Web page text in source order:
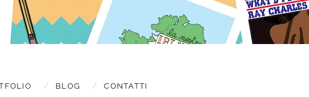
BLOG CONTATTI